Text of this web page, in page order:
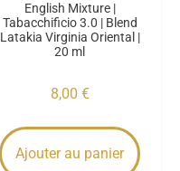
English Mixture |
Tabacchificio 3.0 | Blend
Latakia Virginia Oriental |
20 ml
8,00 €
Ajouter au panier